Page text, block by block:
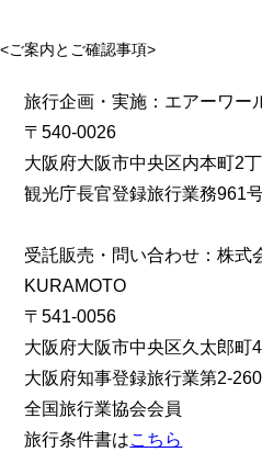
<ご案内とご確認事項>
旅行企画・実施：エアーワー
〒540-0026
大阪府大阪市中央区内本町2
観光庁長官登録旅行業務961
受託販売・問い合わせ：株式
KURAMOTO
〒541-0056
大阪府大阪市中央区久太郎
大阪府知事登録旅行業第2-
全国旅行業協会会員
旅行条件書はこちら